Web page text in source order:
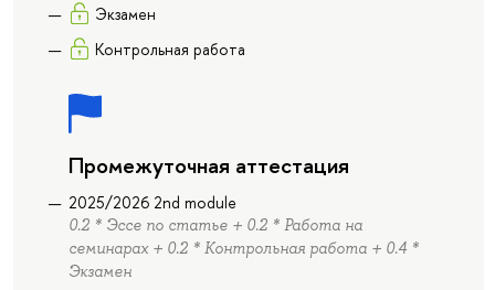
Экзамен
Контрольная работа
Промежуточная аттестация
2025/2026 2nd module
0.2 * Эссе по статье + 0.2 * Работа на
семинарах + 0.2 * Контрольная работа + 0.4 *
Экзамен